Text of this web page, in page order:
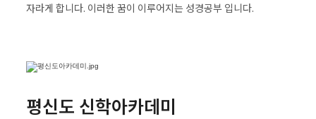
자라게 합니다. 이러한 꿈이 이루어지는 성경공부 입니다.
평신도 신학아카데미